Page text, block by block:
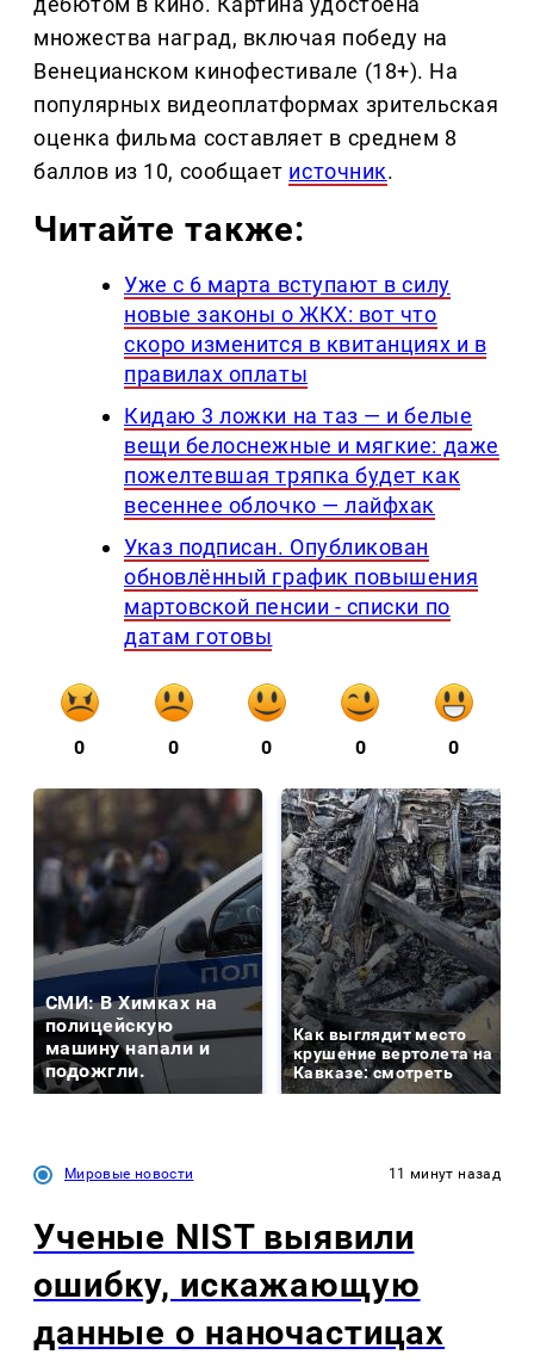
множества наград, включая победу на
Венецианском кинофестивале (18+). На
популярных видеоплатформах зрительская
оценка фильма составляет в среднем 8
баллов из 10, сообщает источник.
Читайте также:
Уже с 6 марта вступают в силу
новые законы о ЖКХ: вот что
скоро изменится в квитанциях и в
правилах оплаты
Кидаю 3 ложки на таз — и белые
вещи белоснежные и мягкие: даже
пожелтевшая тряпка будет как
весеннее облочко — лайфхак
Указ подписан. Опубликован
обновлённый график повышения
мартовской пенсии - списки по
датам готовы
0 0 0 0 0
СМИ: В Химках на
полицейскую
машину напали и
подожгли.
Как выглядит место
крушение вертолета на
Кавказе: смотреть
Мировые новости 11 минут назад
Ученые NIST выявили
ошибку, искажающую
данные о наночастицах